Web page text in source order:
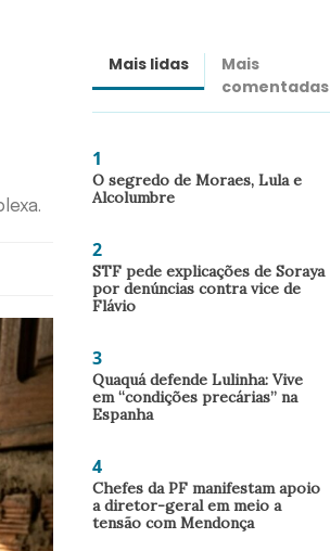
Mais lidas
Mais
comentadas
1
O segredo de Moraes, Lula e
Alcolumbre
2
STF pede explicações de Soraya
por denúncias contra vice de
Flávio
3
Quaquá defende Lulinha: Vive
em “condições precárias” na
Espanha
4
Chefes da PF manifestam apoio
a diretor-geral em meio a
tensão com Mendonça